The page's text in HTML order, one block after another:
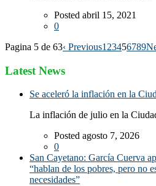
Posted abril 15, 2021
0
Pagina 5 de 63‹ Previous1 23456789
Latest News
Se aceleró la inflación en la
La inflación de julio en la
Posted agosto 7, 2026
0
San Cayetano: García Cuerva
“hablan de los pobres, pero no
necesidades”